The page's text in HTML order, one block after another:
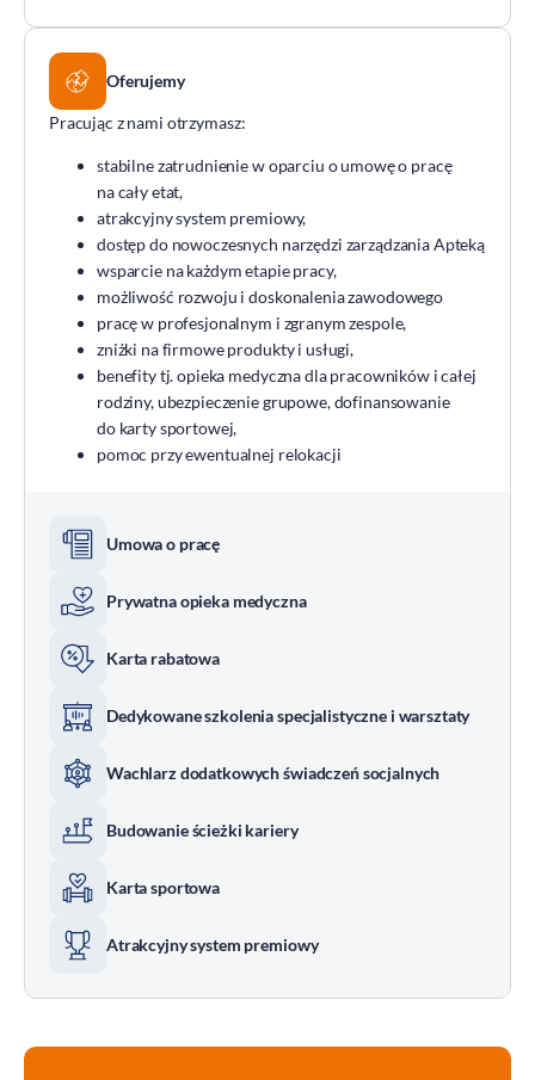
Oferujemy
Pracując z nami otrzymasz:
stabilne zatrudnienie w oparciu o umowę o pracę
na cały etat,
atrakcyjny system premiowy,
dostęp do nowoczesnych narzędzi zarządzania Apteką
wsparcie na każdym etapie pracy,
możliwość rozwoju i doskonalenia zawodowego
pracę w profesjonalnym i zgranym zespole,
zniżki na firmowe produkty i usługi,
benefity tj. opieka medyczna dla pracowników i całej
rodziny, ubezpieczenie grupowe, dofinansowanie
do karty sportowej,
pomoc przy ewentualnej relokacji
Umowa o pracę
Prywatna opieka medyczna
Karta rabatowa
Dedykowane szkolenia specjalistyczne i warsztaty
Wachlarz dodatkowych świadczeń socjalnych
Budowanie ścieżki kariery
Karta sportowa
Atrakcyjny system premiowy